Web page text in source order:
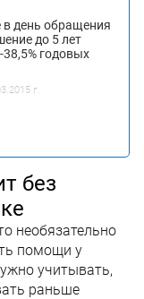
в день обращения
до 5 лет
годовых
г.
без
необязательно
помощи у
учитывать,
раньше